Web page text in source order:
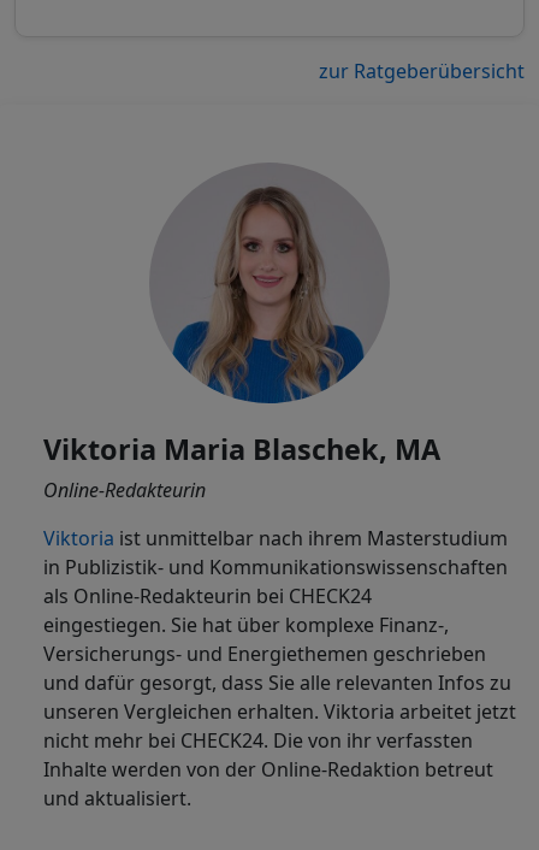
zur Ratgeberübersicht
Viktoria Maria Blaschek, MA
Online-Redakteurin
Viktoria ist unmittelbar nach ihrem Masterstudium
in Publizistik- und Kommunikationswissenschaften
als Online-Redakteurin bei CHECK24
eingestiegen. Sie hat über komplexe Finanz-,
Versicherungs- und Energiethemen geschrieben
und dafür gesorgt, dass Sie alle relevanten Infos zu
unseren Vergleichen erhalten. Viktoria arbeitet jetzt
nicht mehr bei CHECK24. Die von ihr verfassten
Inhalte werden von der Online-Redaktion betreut
und aktualisiert.